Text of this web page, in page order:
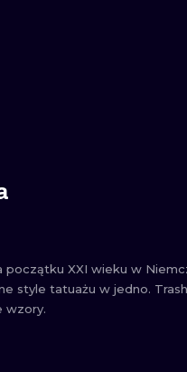
początku XXI wieku w
style tatuażu w jedno.
wzory.